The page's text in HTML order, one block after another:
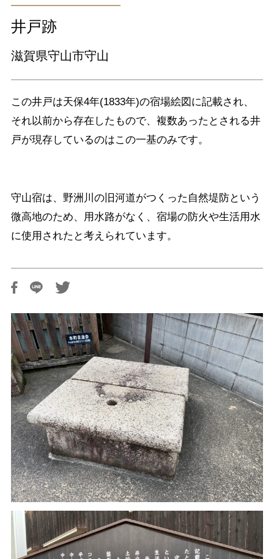
井戸跡
滋賀県守山市守山
この井戸は天保4年(1833年)の宿場絵図に記載され、
それ以前から存在したもので、複数あったとされる井
戸が現存しているのはこの一基のみです。
守山宿は、野洲川の旧河道がつくった自然堤防という
微高地のため、用水路がなく、宿場の防火や生活用水
に使用されたと考えられています。